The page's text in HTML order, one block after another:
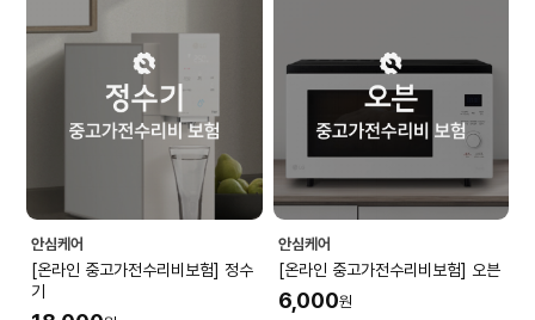
안심케어
[온라인 중고가전수리비보험] 정수
기
안심케어
[온라인 중고가전수리비보험] 오븐
6,000원